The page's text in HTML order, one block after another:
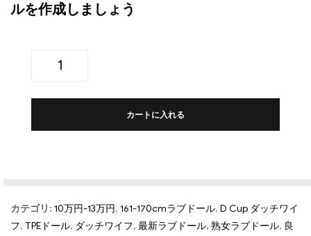
ルを作成しましょう
カートに入れる
カテゴリ: 10万円-13万円, 161-170cmラブドール, D Cup ダッチワイ
フ, TPEドール, ダッチワイフ, 最新ラブドール, 熟女ラブドール, 良